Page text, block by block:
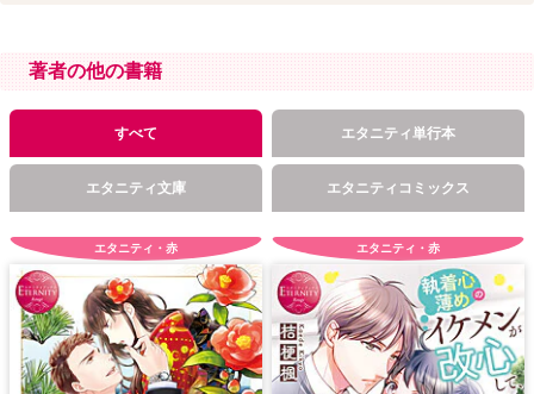
著者の他の書籍
すべて エタニティ単行本
エタニティ文庫 エタニティコミックス
エタニティ・赤 エタニティ・赤